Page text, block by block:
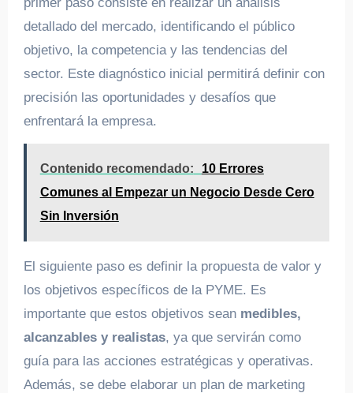
detallado del mercado, identificando el público
objetivo, la competencia y las tendencias del
sector. Este diagnóstico inicial permitirá definir con
precisión las oportunidades y desafíos que
enfrentará la empresa.
Contenido recomendado:
10 Errores
Comunes al Empezar un Negocio Desde Cero
Sin Inversión
El siguiente paso es definir la propuesta de valor y
los objetivos específicos de la PYME. Es
importante que estos objetivos sean medibles,
alcanzables y realistas, ya que servirán como
guía para las acciones estratégicas y operativas.
Además, se debe elaborar un plan de marketing